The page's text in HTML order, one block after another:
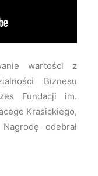
wartości z
Biznesu
Fundacji im.
Krasickiego,
odebrał